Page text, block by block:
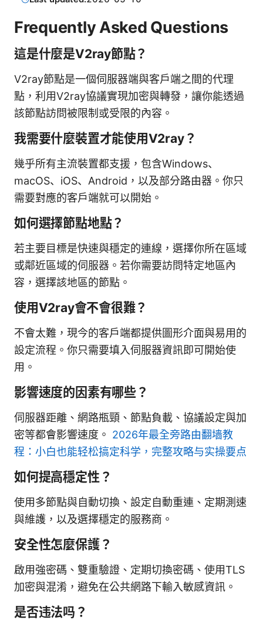
Frequently Asked Questions
這是什麼是V2ray節點？
V2ray節點是一個伺服器端與客戶端之間的代理
點，利用V2ray協議實現加密與轉發，讓你能透過
該節點訪問被限制或受限的內容。
我需要什麼裝置才能使用V2ray？
幾乎所有主流裝置都支援，包含Windows、
macOS、iOS、Android，以及部分路由器。你只
需要對應的客戶端就可以開始。
如何選擇節點地點？
若主要目標是快速與穩定的連線，選擇你所在區域
或鄰近區域的伺服器。若你需要訪問特定地區內
容，選擇該地區的節點。
使用V2ray會不會很難？
不會太難，現今的客戶端都提供圖形介面與易用的
設定流程。你只需要填入伺服器資訊即可開始使
用。
影響速度的因素有哪些？
伺服器距離、網路瓶頸、節點負載、協議設定與加
密等都會影響速度。 2026年最全旁路由翻墙教
程：小白也能轻松搞定科学，完整攻略与实操要点
如何提高穩定性？
使用多節點與自動切換、設定自動重連、定期測速
與維護，以及選擇穩定的服務商。
安全性怎麼保護？
啟用強密碼、雙重驗證、定期切換密碼、使用TLS
加密與混淆，避免在公共網路下輸入敏感資訊。
是否违法吗？